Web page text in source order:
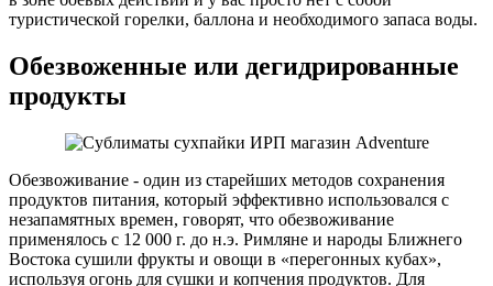
туристической горелки, баллона и необходимого запаса воды.
Обезвоженные или дегидрированные
продукты
Обезвоживание - один из старейших методов сохранения
продуктов питания, который эффективно использовался с
незапамятных времен, говорят, что обезвоживание
применялось с 12 000 г. до н.э. Римляне и народы Ближнего
Востока сушили фрукты и овощи в «перегонных кубах»,
используя огонь для сушки и копчения продуктов. Для